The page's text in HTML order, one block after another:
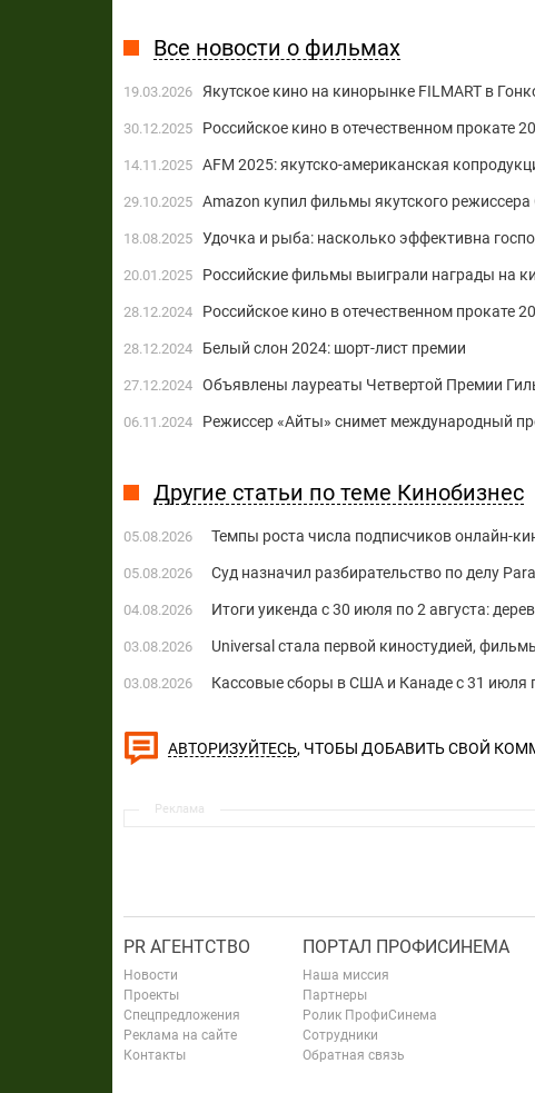
Все новости о фильмах
19.03.2026 Якутское кино на кинорынке FILMART в
30.12.2025 Российское кино в отечественном прокате
14.11.2025 AFM 2025: якутско-американская
29.10.2025 Amazon купил фильмы якутского
18.08.2025 Удочка и рыба: насколько эффективна
20.01.2025 Российские фильмы выиграли награды на
28.12.2024 Российское кино в отечественном прокате
28.12.2024 Белый слон 2024: шорт-лист премии
27.12.2024 Объявлены лауреаты Четвертой Премии
06.11.2024 Режиссер «Айты» снимет международный
Другие статьи по теме Кинобизнес
05.08.2026 Темпы роста числа подписчиков онлайн-
05.08.2026 Суд назначил разбирательство по делу
04.08.2026 Итоги уикенда с 30 июля по 2 августа:
03.08.2026 Universal стала первой киностудией,
03.08.2026 Кассовые сборы в США и Канаде с 31 июля
АВТОРИЗУЙТЕСЬ, ЧТОБЫ ДОБАВИТЬ СВОЙ
Реклама
PR АГЕНТСТВО
Новости
Проекты
Спецпредложения
Реклама на сайте
Контакты
ПОРТАЛ ПРОФИСИНЕМА
Наша миссия
Партнеры
Ролик ПрофиСинема
Сотрудники
Обратная связь